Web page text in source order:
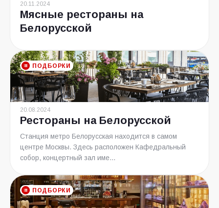
20.11.2024
Мясные рестораны на
Белорусской
ПОДБОРКИ
20.08.2024
Рестораны на Белорусской
Станция метро Белорусская находится в самом
центре Москвы. Здесь расположен Кафедральный
собор, концертный зал име...
ПОДБОРКИ